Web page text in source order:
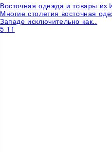
Восточная одежда и товары из
Многие столетия восточная
Западе исключительно как..
5 11